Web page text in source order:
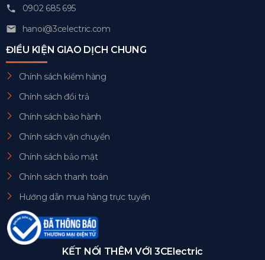
0902 685 695
hanoi@3celectric.com
ĐIỀU KIỆN GIAO DỊCH CHUNG
Chính sách kiểm hàng
Chính sách đổi trả
Chính sách bảo hành
Chính sách vận chuyển
Chính sách bảo mật
Chính sách thanh toán
Hướng dẫn mua hàng trực tuyến
KẾT NỐI THÊM VỚI 3CElectric